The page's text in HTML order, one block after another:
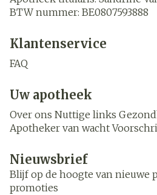
BTW nummer: BE0807593888
Klantenservice
FAQ
Uw apotheek
Over ons Nuttige links
Apotheker van wacht
Nieuwsbrief
Blijf op de hoogte van nieuwe
promoties